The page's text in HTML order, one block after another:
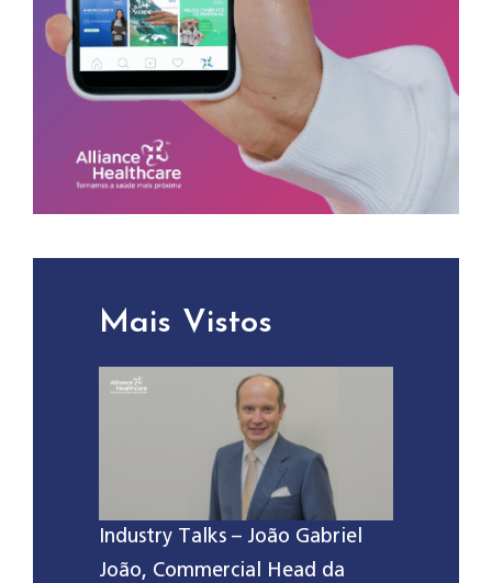
Mais Vistos
Industry Talks – João Gabriel
João, Commercial Head da